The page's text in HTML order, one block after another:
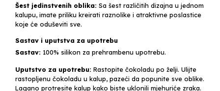
Šest jedinstvenih oblika: Sa šest različitih dizajna u jednom
kalupu, imate priliku kreirati raznolike i atraktivne poslastice
koje će oduševiti sve.
Sastav i uputstva za upotrebu
Sastav: 100% silikon za prehrambenu upotrebu.
Uputstvo za upotrebu: Rastopite čokoladu po želji. Ulijte
rastopljenu čokoladu u kalup, pazeći da popunite sve oblike.
Lagano protresite kalup kako biste uklonili mjehuriće zraka.